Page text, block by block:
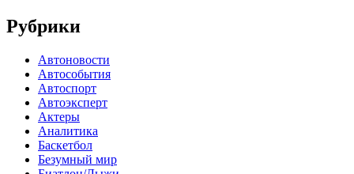
Рубрики
Автоновости
Автособытия
Автоспорт
Автоэксперт
Актеры
Аналитика
Баскетбол
Безумный мир